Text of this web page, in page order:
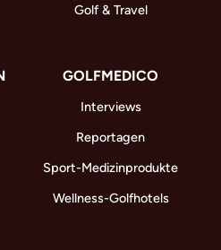
Golf & Travel
GOLFMEDICO
Interviews
Reportagen
Sport-Medizinprodukte
Wellness-Golfhotels